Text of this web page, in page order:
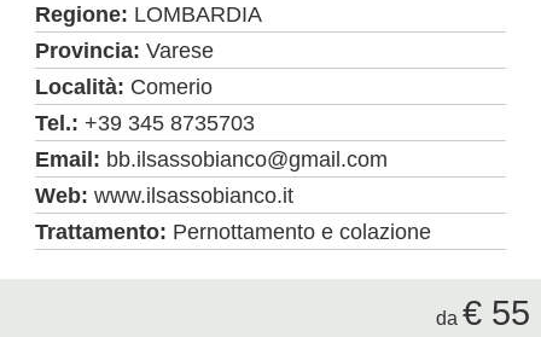
Regione: LOMBARDIA
Provincia:Varese
Località: Comerio
Tel.:+39 345 8735703
Email: bb.ilsassobianco@gmail.com
Web:www.ilsassobianco.it
Trattamento: Pernottamento e colazione
da € 55